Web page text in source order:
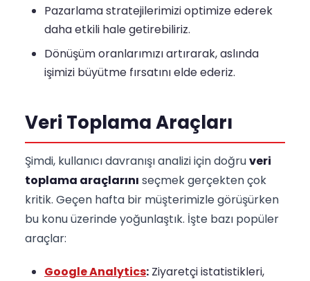
Pazarlama stratejilerimizi optimize ederek
daha etkili hale getirebiliriz.
Dönüşüm oranlarımızı artırarak, aslında
işimizi büyütme fırsatını elde ederiz.
Veri Toplama Araçları
Şimdi, kullanıcı davranışı analizi için doğruveri
toplama araçlarını seçmek gerçekten çok
kritik. Geçen hafta bir müşterimizle görüşürken
bu konu üzerinde yoğunlaştık. İşte bazı popüler
araçlar:
Google Analytics: Ziyaretçi istatistikleri,